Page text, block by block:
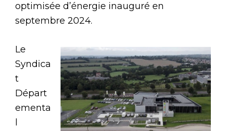
optimisée d’énergie inauguré en
septembre 2024.
Le
Syndica
t
Départ
ementa
l